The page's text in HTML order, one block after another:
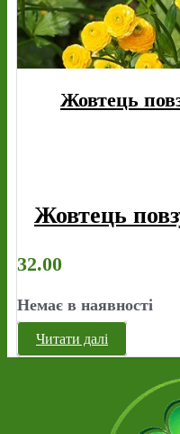
Жовтець
Жовтець
32.00
Немає в наявності
Читати далі